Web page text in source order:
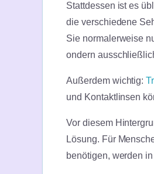
Stattdessen ist es
die verschiedene
Sie normalerweise
ondern
Außerdem wichtig:
und Kontaktlinsen
Vor diesem
Lösung. Für
benötigen, werden